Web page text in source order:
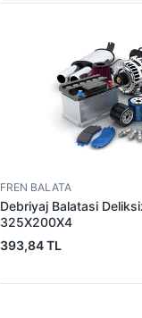
FREN BALATA
Debriyaj Balatasi
325X200X4
393,84 TL